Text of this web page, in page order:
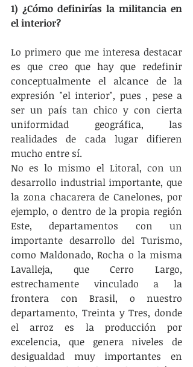
1) ¿Cómo definirías la militancia en
el interior?
Lo primero que me interesa destacar
es que creo que hay que redefinir
conceptualmente el alcance de la
expresión "el interior", pues , pese a
ser un país tan chico y con cierta
uniformidad geográfica, las
realidades de cada lugar difieren
mucho entre sí.
No es lo mismo el Litoral, con un
desarrollo industrial importante, que
la zona chacarera de Canelones, por
ejemplo, o dentro de la propia región
Este, departamentos con un
importante desarrollo del Turismo,
como Maldonado, Rocha o la misma
Lavalleja, que Cerro Largo,
estrechamente vinculado a la
frontera con Brasil, o nuestro
departamento, Treinta y Tres, donde
el arroz es la producción por
excelencia, que genera niveles de
desigualdad muy importantes en